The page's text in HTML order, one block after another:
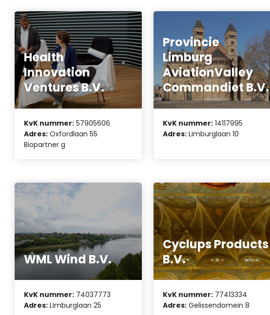
Health
Innovation
Ventures B.V.
KvK nummer: 57905606
Adres: Oxfordlaan 55
Biopartner g
Provincie
Limburg
AviationValley
Commandiet B.V.
KvK nummer: 14117995
Adres: Limburglaan 10
WML Wind B.V.
KvK nummer: 74037773
Adres: Limburglaan 25
Cyclups Products
B.V.
KvK nummer: 77413334
Adres: Gelissendomein 8